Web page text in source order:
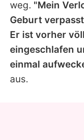
weg. "Mein
Geburt
Er ist vorher
eingeschlafen
einmal
aus.